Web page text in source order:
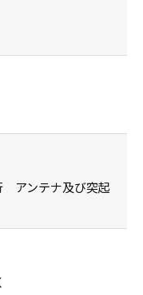
アンテナ及び突起